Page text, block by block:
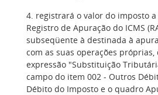
4. registrará o valor do imposto
Registro de Apuração do ICMS
subseqüente à destinada à
com as suas operações próprias,
expressão "Substituição
campo do item 002 - Outros
Débito do Imposto e o quadro